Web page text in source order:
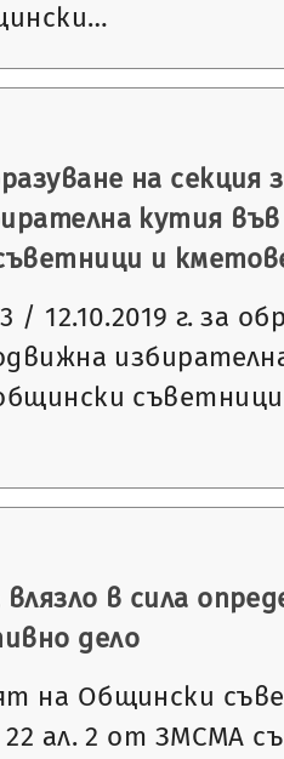
на секция
кутия
и кметове
/ 12.10.2019 г. за
в сила
дело
на Общински
22 ал. 2 от ЗМСМА